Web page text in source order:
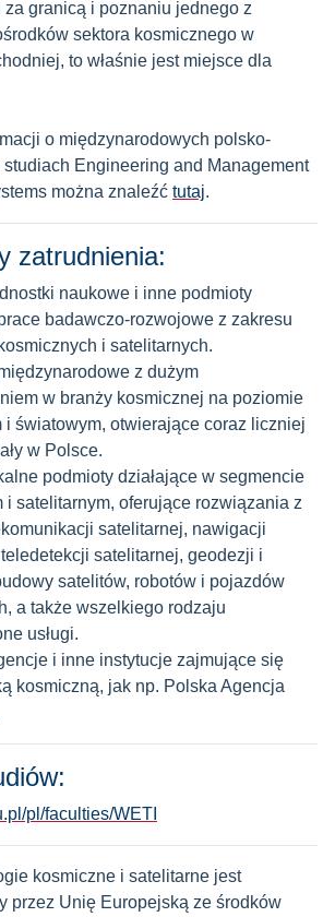
granicą i poznaniu jednego z
sektora kosmicznego w
to właśnie jest miejsce dla
o międzynarodowych polsko-
Engineering and Management
można znaleźć tutaj.
zatrudnienia:
naukowe i inne podmioty
badawczo-rozwojowe z zakresu
i satelitarnych.
z dużym
w branży kosmicznej na poziomie
i światowym, otwierające coraz liczniej
w Polsce.
podmioty działające w segmencie
i satelitarnym, oferujące rozwiązania z
satelitarnej, nawigacji
satelitarnej, geodezji i
satelitów, robotów i pojazdów
a także wszelkiego rodzaju
usługi.
i inne instytucje zajmujące się
kosmiczną, jak np. Polska Agencja
pl/faculties/WETI
kosmiczne i satelitarne jest
przez Unię Europejską ze środków